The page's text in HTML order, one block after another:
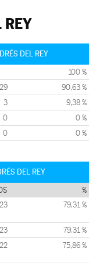
REY
DEL REY
100 %
29 90,63 %
3 9,38 %
0 0 %
0 0 %
DEL REY
%
23 79,31 %
23 79,31 %
22 75,86 %